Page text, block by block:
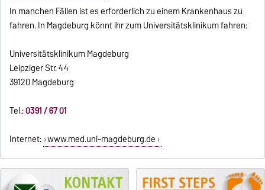
In manchen Fällen ist es erforderlich zu einem Krankenhaus zu
fahren. In Magdeburg könnt ihr zum Universitätsklinikum fahren:
Universitätsklinikum Magdeburg
Leipziger Str. 44
39120 Magdeburg
Tel.:0391 / 67 01
Internet: www.med.uni-magdeburg.de